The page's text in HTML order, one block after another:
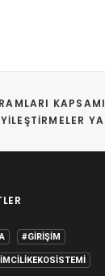
#GIRIŞIM